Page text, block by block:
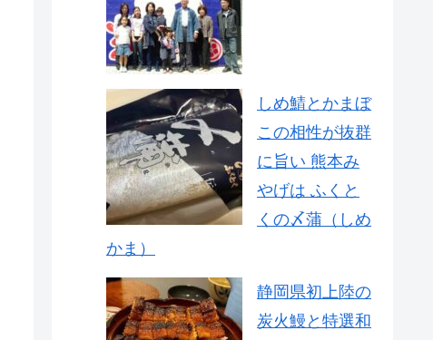
しめ鯖とかまぼ
この相性が抜群
に旨い 熊本み
やげは ふくと
くの〆蒲（しめ
かま）
静岡県初上陸の
炭火鰻と特選和